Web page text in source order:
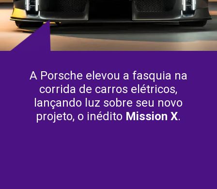
A Porsche elevou a fasquia na
corrida de carros elétricos,
lançando luz sobre seu novo
projeto, o inédito Mission X.